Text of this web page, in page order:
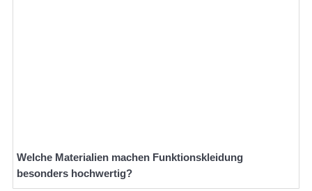
Welche Materialien machen Funktionskleidung
besonders hochwertig?